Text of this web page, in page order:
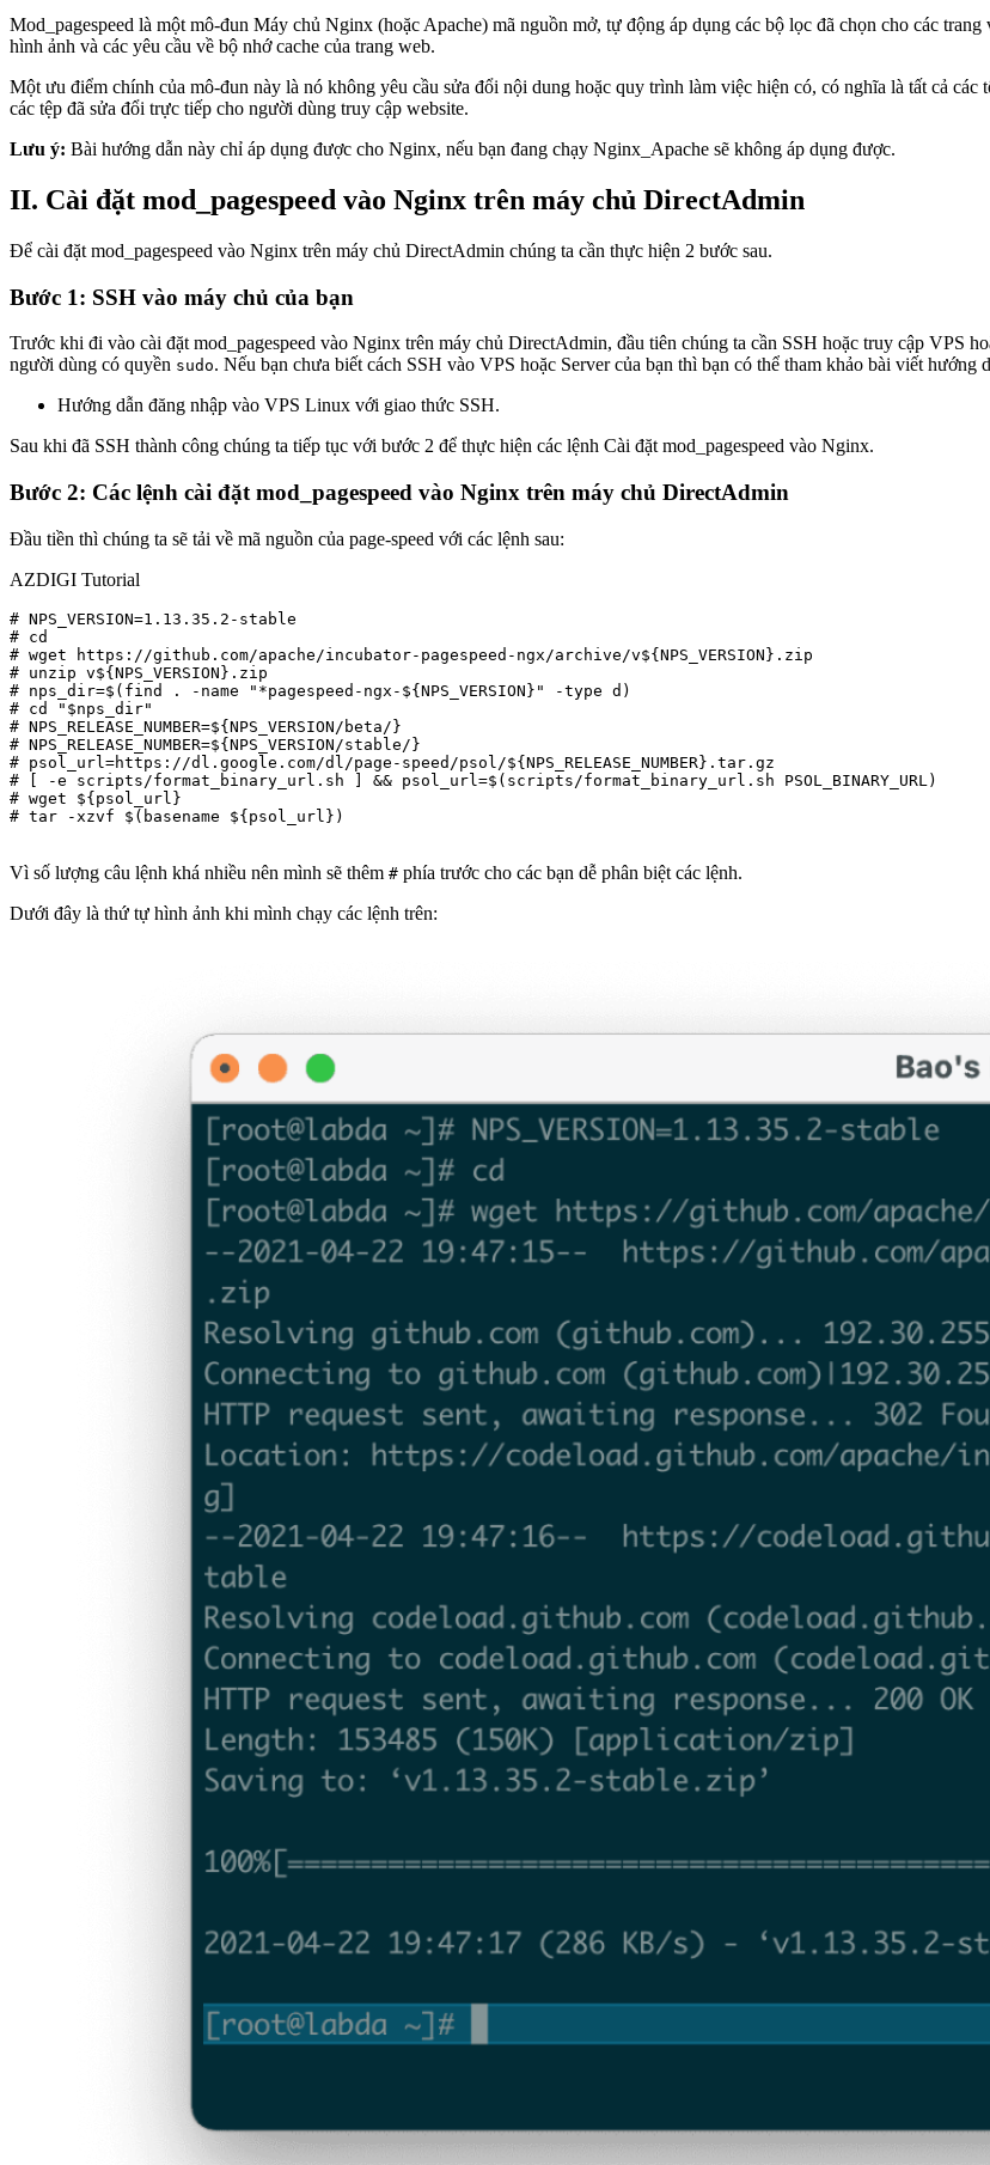
Mod_pagespeed là một mô-đun Máy chủ Nginx (hoặc Apache) mã nguồn mở, tự động áp dụng các bộ lọc đã chọn cho các
hình ảnh và các yêu cầu về bộ nhớ cache của trang web.
Một ưu điểm chính của mô-đun này là nó không yêu cầu sửa đổi nội dung hoặc quy trình làm việc hiện có, có nghĩa là tất cả
các tệp đã sửa đổi trực tiếp cho người dùng truy cập website.
Lưu ý: Bài hướng dẫn này chỉ áp dụng được cho Nginx, nếu bạn đang chạy Nginx_Apache sẽ không áp dụng được.
II. Cài đặt mod_pagespeed vào Nginx trên máy chủ DirectAdmin
Để cài đặt mod_pagespeed vào Nginx trên máy chủ DirectAdmin chúng ta cần thực hiện 2 bước sau.
Bước 1: SSH vào máy chủ của bạn
Trước khi đi vào cài đặt mod_pagespeed vào Nginx trên máy chủ DirectAdmin, đầu tiên chúng ta cần SSH hoặc truy cập VPS
người dùng có quyền sudo. Nếu bạn chưa biết cách SSH vào VPS hoặc Server của bạn thì bạn có thể tham khảo bài viết hướng
Hướng dẫn đăng nhập vào VPS Linux với giao thức SSH.
Sau khi đã SSH thành công chúng ta tiếp tục với bước 2 để thực hiện các lệnh Cài đặt mod_pagespeed vào Nginx.
Bước 2: Các lệnh cài đặt mod_pagespeed vào Nginx trên máy chủ DirectAdmin
Đầu tiền thì chúng ta sẽ tải về mã nguồn của page-speed với các lệnh sau:
AZDIGI Tutorial
# NPS_VERSION=1.13.35.2-stable
# cd
# wget https://github.com/apache/incubator-pagespeed-ngx/archive/v${NPS_VERSION}.zip
# unzip v${NPS_VERSION}.zip
# nps_dir=$(find . -name "*pagespeed-ngx-${NPS_VERSION}" -type d)
# cd "$nps_dir"
# NPS_RELEASE_NUMBER=${NPS_VERSION/beta/}
# NPS_RELEASE_NUMBER=${NPS_VERSION/stable/}
# psol_url=https://dl.google.com/dl/page-speed/psol/${NPS_RELEASE_NUMBER}.tar.gz
# [ -e scripts/format_binary_url.sh ] && psol_url=$(scripts/format_binary_url.sh PSOL_BINARY_URL)
# wget ${psol_url}
# tar -xzvf $(basename ${psol_url})
Vì số lượng câu lệnh khá nhiều nên mình sẽ thêm # phía trước cho các bạn dễ phân biệt các lệnh.
Dưới đây là thứ tự hình ảnh khi mình chạy các lệnh trên: